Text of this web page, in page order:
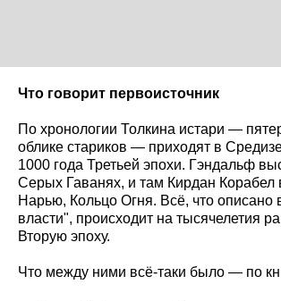
Что говорит первоисточник
По хронологии Толкина истари —
облике стариков — приходят в
1000 года Третьей эпохи. Гэндальф
Серых Гаванях, и там Кирдан Корабел
Нарью, Кольцо Огня. Всё, что описано
власти", происходит на тысячелетия
Вторую эпоху.
Что между ними всё-таки было — по